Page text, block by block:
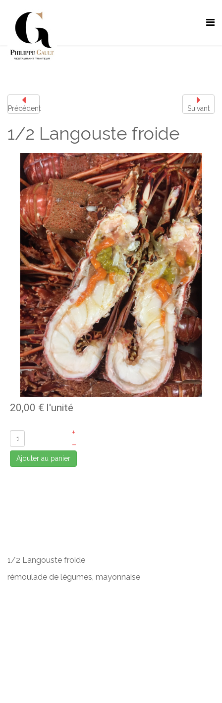
Précédent Suivant
1/2 Langouste froide
20,00 € l'unité
+
–
Ajouter au panier
1/2 Langouste froide
rémoulade de légumes, mayonnaise